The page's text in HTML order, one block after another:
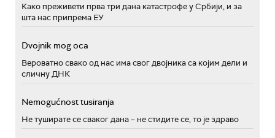
Како преживети прва три дана катастрофе у Србији, и за
шта нас припрема ЕУ
Dvojnik mog oca
Вероватно свако од нас има свог двојника са којим дели и
сличну ДНК
Nemogućnost tusiranja
Не туширате се сваког дана – не стидите се, то је здраво